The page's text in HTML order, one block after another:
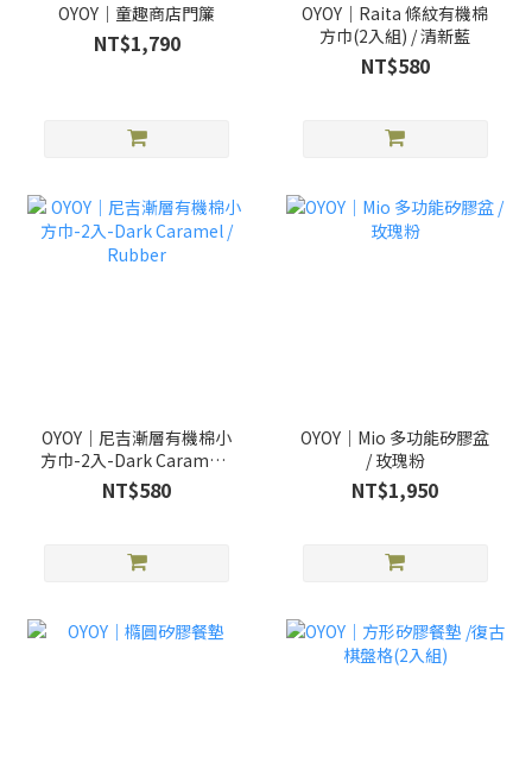
OYOY｜童趣商店門簾
NT$1,790
OYOY｜Raita 條紋有機棉
方巾(2入組) / 清新藍
NT$580
OYOY｜尼吉漸層有機棉小
方巾-2入-Dark Caramel /
Rubber
NT$580
OYOY｜Mio 多功能矽膠盆
/ 玫瑰粉
NT$1,950